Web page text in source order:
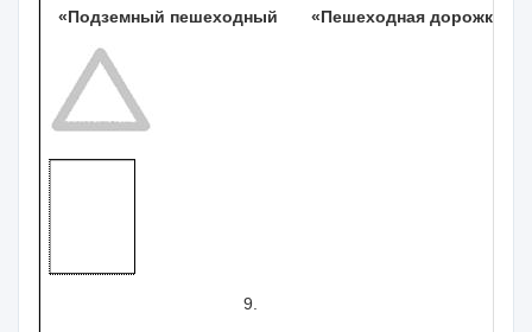
«Подземный пешеходный «Пешеходная
9.